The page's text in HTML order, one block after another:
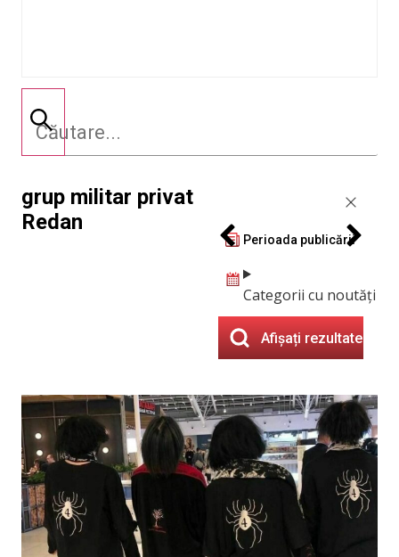
grup militar privat
Redan
Perioada publicării
Categorii cu noutăți
Afișați rezultatele